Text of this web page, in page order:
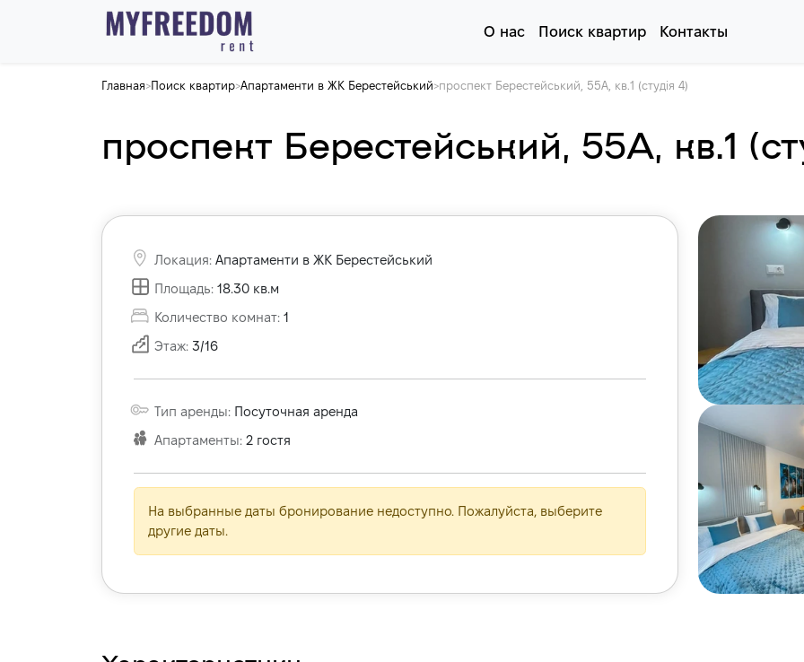
О нас Поиск квартир Контакты
Главная>Поиск квартир>Апартаменти в ЖК Берестейський>проспект Берестейський, 55А, кв.1 (студія 4)
проспект Берестейський, 55А, кв.1
Локация: Апартаменти в ЖК Берестейський
Площадь: 18.30 кв.м
Количество комнат: 1
Этаж: 3/16
Тип аренды: Посуточная аренда
Апартаменты: 2 гостя
На выбранные даты бронирование недоступно. Пожалуйста, выберите
другие даты.